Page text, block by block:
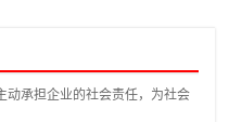
动承担企业的社会责任，为社会